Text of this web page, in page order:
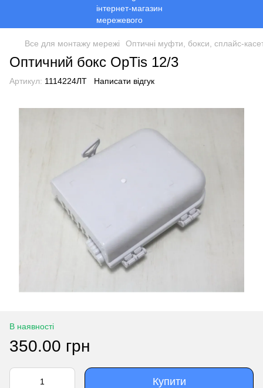
Все для монтажу мережі Оптичні муфти, бокси, сплайс-
Оптичний бокс OpTis 12/3
Артикул: 1114224ЛТ Написати відгук
В наявності
350.00 грн
Купити